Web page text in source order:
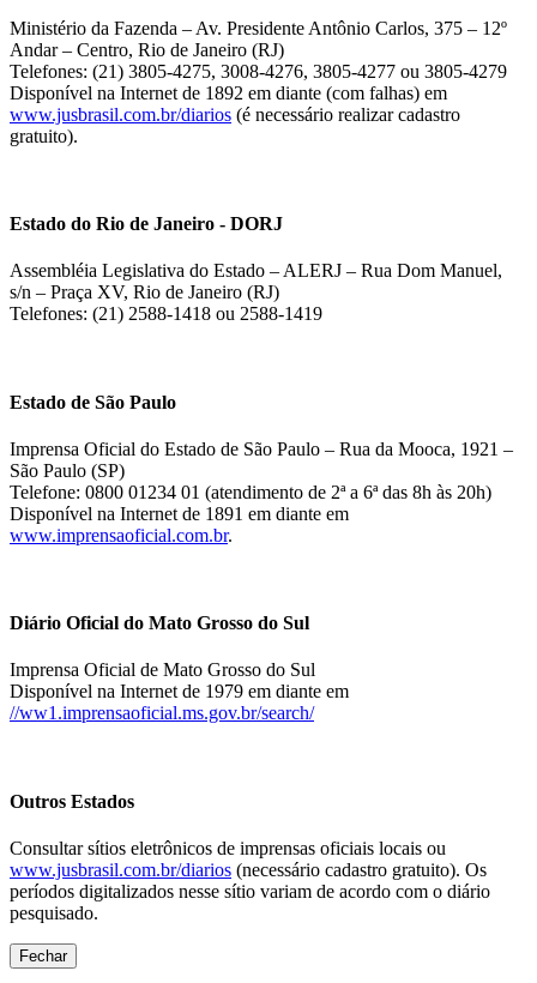
Ministério da Fazenda – Av. Presidente Antônio Carlos, 375 – 12º
Andar – Centro, Rio de Janeiro (RJ)
Telefones: (21) 3805-4275, 3008-4276, 3805-4277 ou 3805-4279
Disponível na Internet de 1892 em diante (com falhas) em
www.jusbrasil.com.br/diarios (é necessário realizar cadastro
gratuito).
Estado do Rio de Janeiro - DORJ
Assembléia Legislativa do Estado – ALERJ – Rua Dom Manuel,
s/n – Praça XV, Rio de Janeiro (RJ)
Telefones: (21) 2588-1418 ou 2588-1419
Estado de São Paulo
Imprensa Oficial do Estado de São Paulo – Rua da Mooca, 1921 –
São Paulo (SP)
Telefone: 0800 01234 01 (atendimento de 2ª a 6ª das 8h às 20h)
Disponível na Internet de 1891 em diante em
www.imprensaoficial.com.br.
Diário Oficial do Mato Grosso do Sul
Imprensa Oficial de Mato Grosso do Sul
Disponível na Internet de 1979 em diante em
//ww1.imprensaoficial.ms.gov.br/search/
Outros Estados
Consultar sítios eletrônicos de imprensas oficiais locais ou
www.jusbrasil.com.br/diarios (necessário cadastro gratuito). Os
períodos digitalizados nesse sítio variam de acordo com o diário
pesquisado.
Fechar